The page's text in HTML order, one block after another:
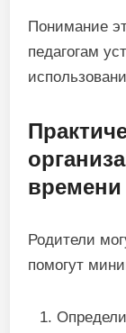
Понимание
педагогам
Родители
помогут